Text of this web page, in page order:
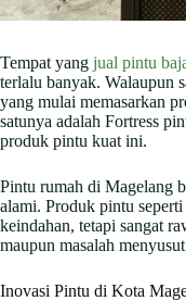
Tempat yang jual pintu
terlalu banyak. Walaupun
yang mulai memasarkan
satunya adalah Fortress
produk pintu kuat ini.
Pintu rumah di Magelang
alami. Produk pintu
keindahan, tetapi sangat
maupun masalah
Inovasi Pintu di Kota